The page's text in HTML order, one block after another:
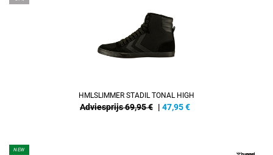
HMLSLIMMER STADIL TONAL HIGH
Adviesprijs 69,95 € | 47,95€
NEW